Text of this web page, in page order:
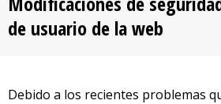
de usuario de la web
Debido a los recientes problemas